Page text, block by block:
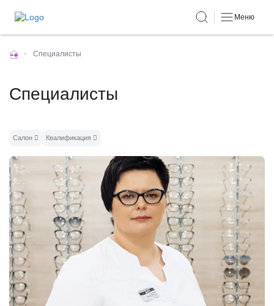
Меню
• Специалисты
Специалисты
Салон Квалификация